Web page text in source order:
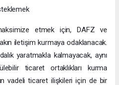
etmek için, DAFZ ve
iletişim kurmaya odaklanacak.
yaratmakla kalmayacak, aynı
ticaret ortaklıkları kurma
vadeli ticaret ilişkileri için de bir